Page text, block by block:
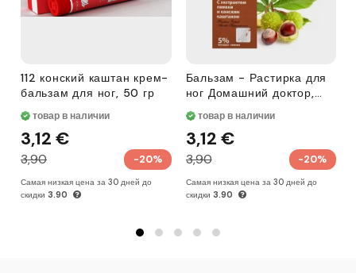
112 конский каштан крем-
бальзам для ног, 50 гр
товар в наличии
3,12 €
3,90 -20%
Самая низкая цена за 30 дней до
скидки 3.90
Бальзам - Растирка для
ног Домашний доктор,
венотоник, с экстрактом
пиявки и конским
каштаном, 75 мл
товар в наличии
3,12 €
3,90 -20%
Самая низкая цена за 30 дней до
скидки 3.90